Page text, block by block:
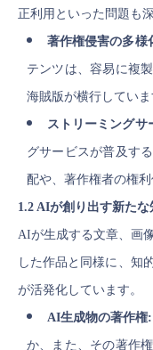
正利用といった問題も
著作権侵害の多様
テンツは、容易に複
海賊版が横行していま
ストリーミングサ
グサービスが普及す
配や、著作権者の権
1.2 AIが創り出す新たな
AIが生成する文章、画
した作品と同様に、知
が活発化しています。
AI生成物の著作権:
か、また、その著作